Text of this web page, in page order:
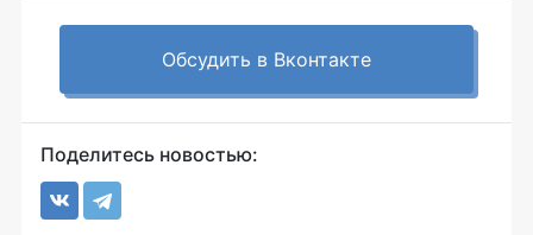
Обсудить в Вконтакте
Поделитесь новостью: